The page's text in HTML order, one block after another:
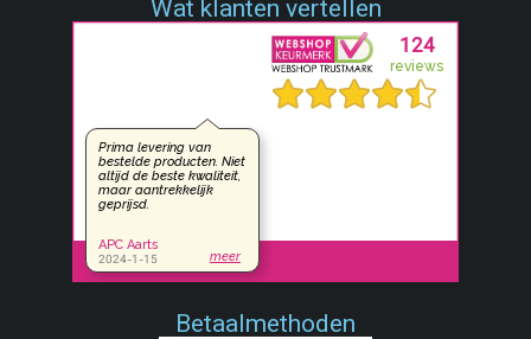
Wat klanten vertellen
Betaalmethoden